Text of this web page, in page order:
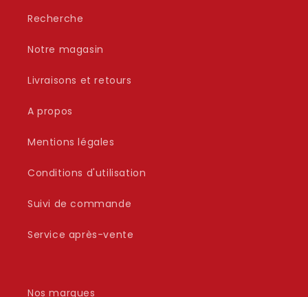
Recherche
Notre magasin
Livraisons et retours
A propos
Mentions légales
Conditions d'utilisation
Suivi de commande
Service après-vente
Nos marques